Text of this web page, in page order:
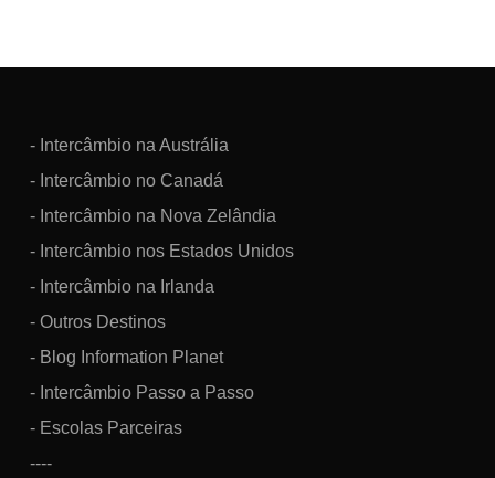
- Intercâmbio na Austrália
- Intercâmbio no Canadá
- Intercâmbio na Nova Zelândia
- Intercâmbio nos Estados Unidos
- Intercâmbio na Irlanda
- Outros Destinos
- Blog Information Planet
- Intercâmbio Passo a Passo
- Escolas Parceiras
----